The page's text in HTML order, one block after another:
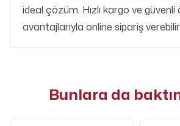
ideal çözüm. Hızlı kargo ve güvenli
avantajlarıyla online sipariş
Bunlara da